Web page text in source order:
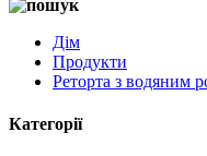
Дім
Продукти
Реторта з водяним
Категорії